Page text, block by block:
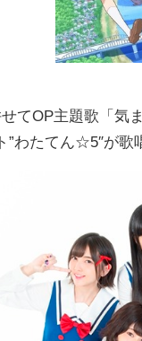
てOP主題歌「気
わたてん☆5″が歌